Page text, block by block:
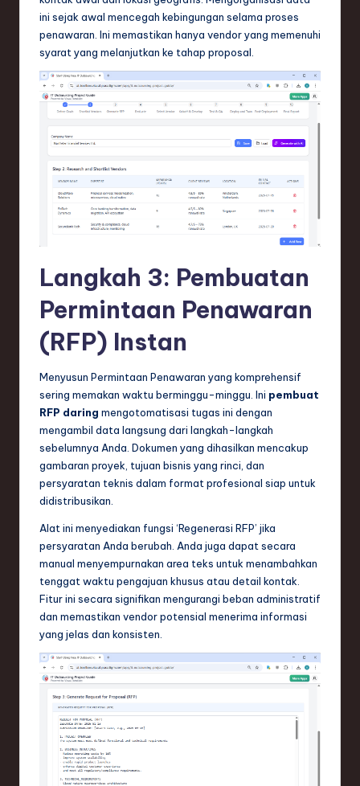
ini sejak awal mencegah kebingungan selama proses
penawaran. Ini memastikan hanya vendor yang memenuhi
syarat yang melanjutkan ke tahap proposal.
Langkah 3: Pembuatan
Permintaan Penawaran
(RFP) Instan
Menyusun Permintaan Penawaran yang komprehensif
sering memakan waktu berminggu-minggu. Ini pembuat
RFP daring mengotomatisasi tugas ini dengan
mengambil data langsung dari langkah-langkah
sebelumnya Anda. Dokumen yang dihasilkan mencakup
gambaran proyek, tujuan bisnis yang rinci, dan
persyaratan teknis dalam format profesional siap untuk
didistribusikan.
Alat ini menyediakan fungsi ‘Regenerasi RFP’ jika
persyaratan Anda berubah. Anda juga dapat secara
manual menyempurnakan area teks untuk menambahkan
tenggat waktu pengajuan khusus atau detail kontak.
Fitur ini secara signifikan mengurangi beban administratif
dan memastikan vendor potensial menerima informasi
yang jelas dan konsisten.